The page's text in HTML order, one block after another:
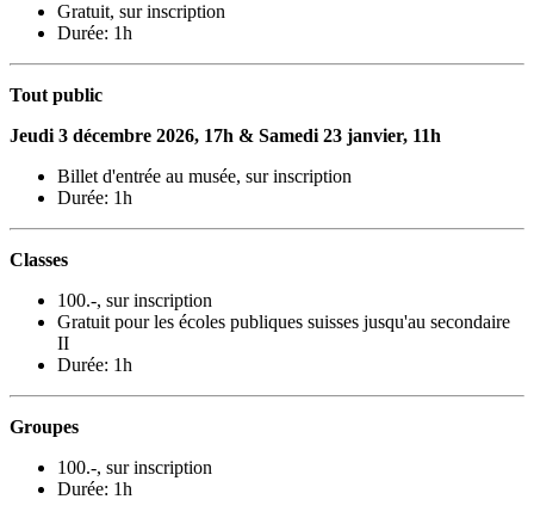
Gratuit, sur inscription
Durée: 1h
Tout public
Jeudi 3 décembre 2026, 17h & Samedi 23 janvier, 11h
Billet d'entrée au musée, sur inscription
Durée: 1h
Classes
100.-, sur inscription
Gratuit pour les écoles publiques suisses jusqu'au secondaire
II
Durée: 1h
Groupes
100.-, sur inscription
Durée: 1h